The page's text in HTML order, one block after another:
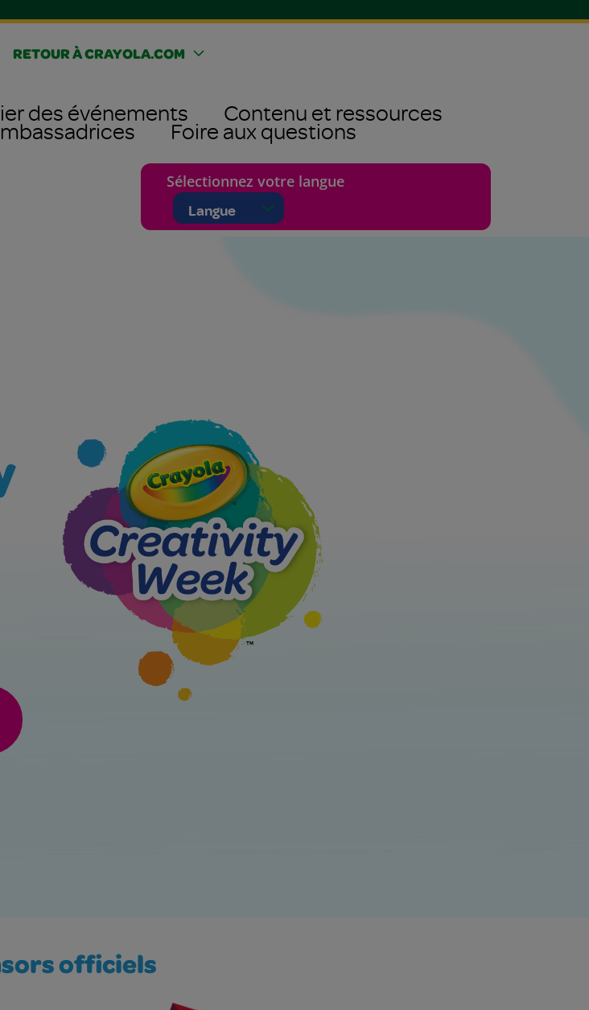
RETOUR À CRAYOLA.COM
des événements Contenu et ressources
Foire aux questions
Sélectionnez votre langue
Selecting a language will reload this page in that language.
officiels